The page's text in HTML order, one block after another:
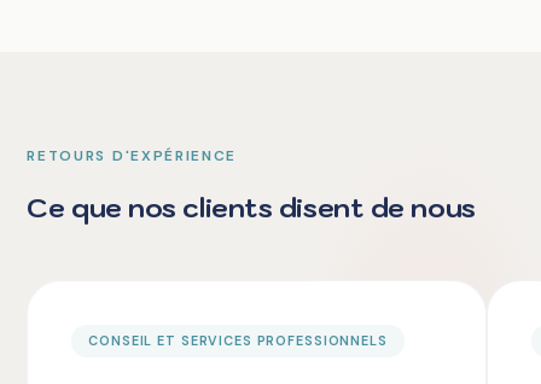
RETOURS D'EXPÉRIENCE
Ce que nos clients disent de nous
CONSEIL ET SERVICES PROFESSIONNELS